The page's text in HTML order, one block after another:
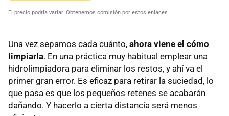
El precio podría variar. Obtenemos comisión por estos enlaces
Una vez sepamos cada cuánto, ahora viene el cómo
limpiarla. En una práctica muy habitual emplear una
hidrolimpiadora para eliminar los restos, y ahí va el
primer gran error. Es eficaz para retirar la suciedad, lo
que pasa es que los pequeños retenes se acabarán
dañando. Y hacerlo a cierta distancia será menos